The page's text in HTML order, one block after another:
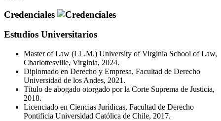
Credenciales
Estudios Universitarios
Master of Law (LL.M.) University of Virginia School of Law,
Charlottesville, Virginia, 2024.
Diplomado en Derecho y Empresa, Facultad de Derecho
Universidad de los Andes, 2021.
Título de abogado otorgado por la Corte Suprema de Justicia,
2018.
Licenciado en Ciencias Jurídicas, Facultad de Derecho
Pontificia Universidad Católica de Chile, 2017.